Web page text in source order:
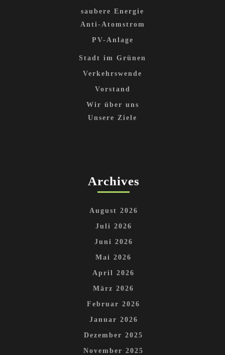
saubere Energie
Anti-Atomstrom
PV-Anlage
Stadt im Grünen
Verkehrswende
Vorstand
Wir über uns
Unsere Ziele
Archives
August 2026
Juli 2026
Juni 2026
Mai 2026
April 2026
März 2026
Februar 2026
Januar 2026
Dezember 2025
November 2025